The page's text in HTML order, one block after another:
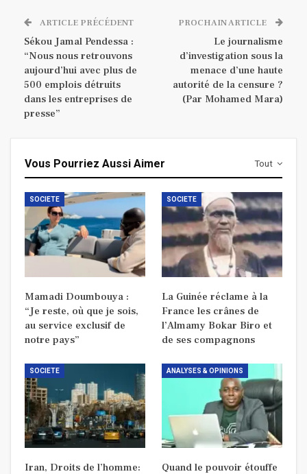
ARTICLE PRÉCÉDENT
Sékou Jamal Pendessa :
“Nous nous retrouvons
aujourd’hui avec plus de
500 emplois détruits
dans les entreprises de
presse”
PROCHAIN ARTICLE
Le journalisme
d’investigation sous la
menace d’une haute
autorité de la censure ?
(Par Mohamed Mara)
Tout
Vous Pourriez Aussi Aimer
SOCIETE
Mamadi Doumbouya :
“Je reste, où que je sois,
au service exclusif de
notre pays”
SOCIETE
La Guinée réclame à la
France les crânes de
l’Almamy Bokar Biro et
de ses compagnons
SOCIETE
Iran, Droits de l’homme:
ANALYSES & OPINIONS
Quand le pouvoir étouffe